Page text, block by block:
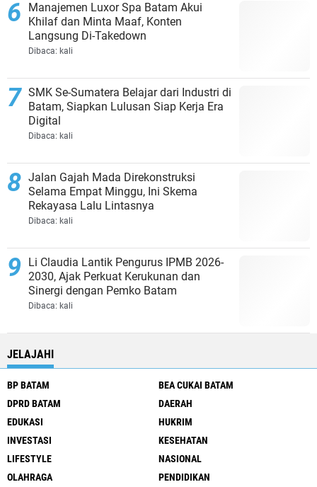
Manajemen Luxor Spa Batam Akui
Khilaf dan Minta Maaf, Konten
Langsung Di-Takedown
Dibaca: kali
SMK Se-Sumatera Belajar dari Industri di
Batam, Siapkan Lulusan Siap Kerja Era
Digital
Dibaca: kali
Jalan Gajah Mada Direkonstruksi
Selama Empat Minggu, Ini Skema
Rekayasa Lalu Lintasnya
Dibaca: kali
Li Claudia Lantik Pengurus IPMB 2026-
2030, Ajak Perkuat Kerukunan dan
Sinergi dengan Pemko Batam
Dibaca: kali
JELAJAHI
BP BATAM
BEA CUKAI BATAM
DPRD BATAM
DAERAH
EDUKASI
HUKRIM
INVESTASI
KESEHATAN
LIFESTYLE
NASIONAL
OLAHRAGA
PENDIDIKAN